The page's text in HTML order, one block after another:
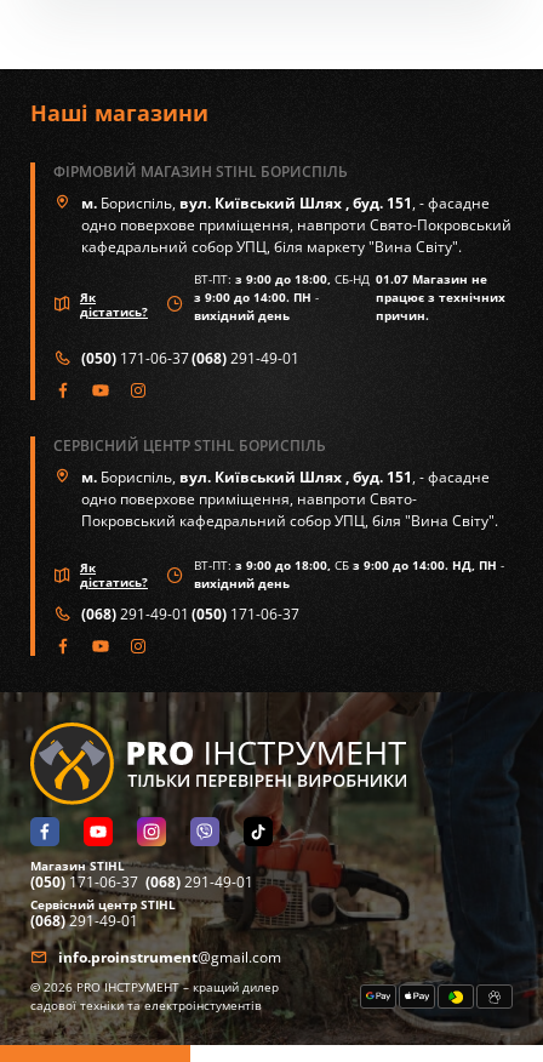
Наші магазини
ФІРМОВИЙ МАГАЗИН STIHL БОРИСПІЛЬ
м. Бориспіль,вул. Київський Шлях , буд. 151, - фасадне
одно поверхове приміщення, навпроти Свято-Покровський
кафедральний собор УПЦ, біля маркету "Вина Світу".
Як
дістатись?
ВТ-ПТ: з 9:00 до 18:00, СБ-НД
з 9:00 до 14:00. ПН -
вихідний день
01.07 Магазин не
працює з технічних
причин.
(050) 171-06-37(068)291-49-01
СЕРВІСНИЙ ЦЕНТР STIHL БОРИСПІЛЬ
м. Бориспіль,вул. Київський Шлях , буд. 151, - фасадне
одно поверхове приміщення, навпроти Свято-
Покровський кафедральний собор УПЦ, біля "Вина Світу".
Як
дістатись?
ВТ-ПТ: з 9:00 до 18:00, СБ з 9:00 до 14:00. НД, ПН -
вихідний день
(068)291-49-01 (050) 171-06-37
Магазин STIHL
(050)171-06-37 (068)291-49-01
Сервісний центр STIHL
(068)291-49-01
info.proinstrument@gmail.com
©2026 PRO ІНСТРУМЕНТ – кращий дилер
садової техніки та електроінстументів